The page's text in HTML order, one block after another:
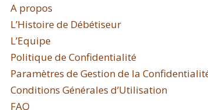
A propos
L’Histoire de Débétiseur
L’Equipe
Politique de Confidentialité
Paramètres de Gestion de la
Conditions Générales d’Utilisation
FAQ